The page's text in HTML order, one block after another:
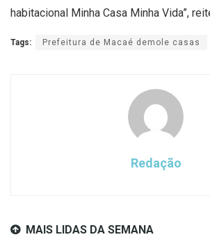
habitacional Minha Casa Minha Vida”,
Tags: Prefeitura de Macaé demole casas
Redação
MAIS LIDAS DA SEMANA